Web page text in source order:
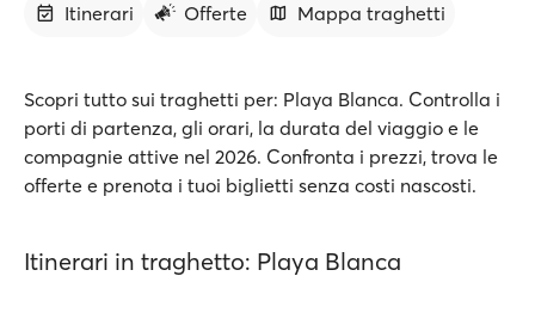
Itinerari Offerte Mappa traghetti
Scopri tutto sui traghetti per: Playa Blanca. Controlla i
porti di partenza, gli orari, la durata del viaggio e le
compagnie attive nel 2026. Confronta i prezzi, trova le
offerte e prenota i tuoi biglietti senza costi nascosti.
Itinerari in traghetto: Playa Blanca